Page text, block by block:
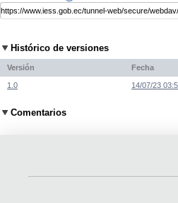
Histórico de versiones
Versión Fecha
1.0 14/07/23
Comentarios